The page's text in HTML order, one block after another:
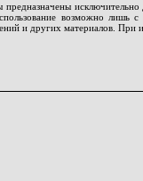
возможно лишь с
и других материалов.